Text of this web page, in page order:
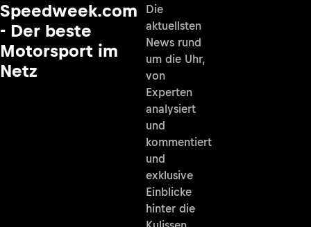
Speedweek.com
- Der beste
Motorsport im
Netz
Die
aktuellsten
News rund
um die Uhr,
von
Experten
analysiert
und
kommentiert
und
exklusive
Einblicke
hinter die